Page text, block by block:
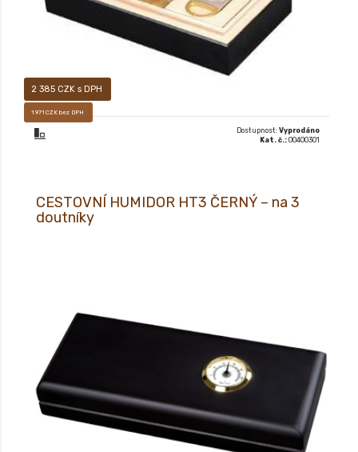
2 385 CZK s DPH
1 971 CZK bez DPH
Dostupnost:Vyprodáno
Kat. č.: 00400301
CESTOVNÍ HUMIDOR HT3 ČERNÝ – na 3
doutníky
Cestovní humidor na 3 doutníky.